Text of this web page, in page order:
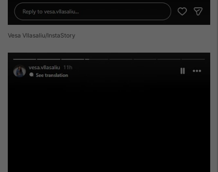
Vesa Vllasaliu/InstaStory